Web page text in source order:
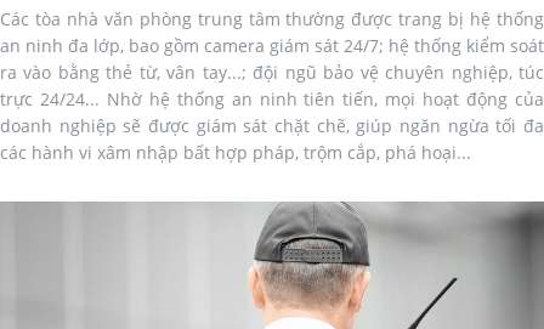
Các tòa nhà văn phòng trung tâm thường được trang bị hệ thống
an ninh đa lớp, bao gồm camera giám sát 24/7; hệ thống kiểm soát
ra vào bằng thẻ từ, vân tay...; đội ngũ bảo vệ chuyên nghiệp, túc
trực 24/24... Nhờ hệ thống an ninh tiên tiến, mọi hoạt động của
doanh nghiệp sẽ được giám sát chặt chẽ, giúp ngăn ngừa tối đa
các hành vi xâm nhập bất hợp pháp, trộm cắp, phá hoại...